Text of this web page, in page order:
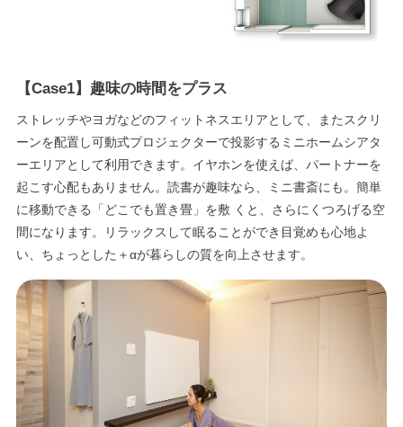
【Case1】趣味の時間をプラス
ストレッチやヨガなどのフィットネスエリアとして、またスクリ
ーンを配置し可動式プロジェクターで投影するミニホームシアタ
ーエリアとして利用できます。イヤホンを使えば、パートナーを
起こす心配もありません。読書が趣味なら、ミニ書斎にも。簡単
に移動できる「どこでも置き畳」を敷 くと、さらにくつろげる空
間になります。リラックスして眠ることができ目覚めも心地よ
い、ちょっとした＋αが暮らしの質を向上させます。